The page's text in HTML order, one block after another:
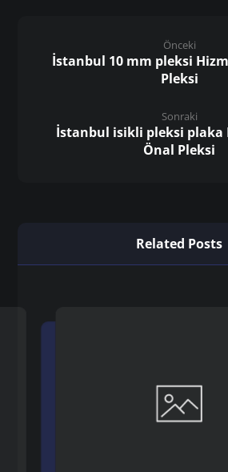
Önceki
İstanbul 10 mm pleksi
Pleksi
Sonraki
İstanbul isikli pleksi plaka
Önal Pleksi
Related Posts